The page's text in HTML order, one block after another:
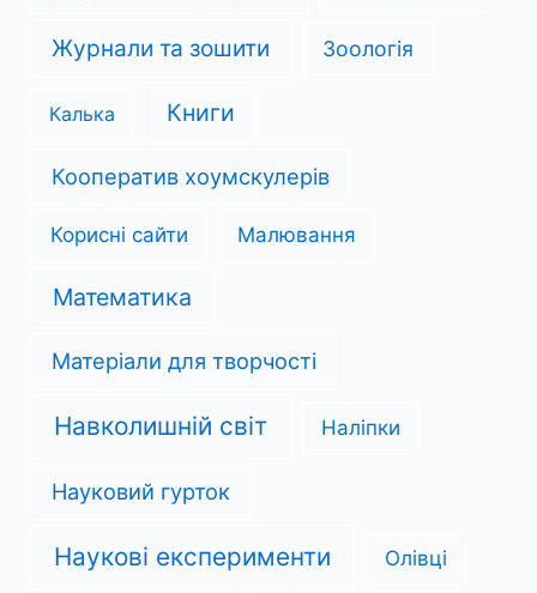
Журнали та зошити Зоологія
Калька Книги
Кооператив хоумскулерів
Корисні сайти Малювання
Математика
Матеріали для творчості
Навколишній світ Наліпки
Науковий гурток
Наукові експерименти Олівці